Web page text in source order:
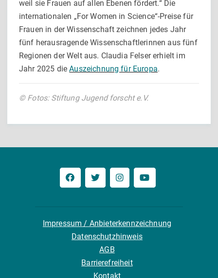
weil sie Frauen auf allen Ebenen fördert.“ Die
internationalen „For Women in Science“-Preise für
Frauen in der Wissenschaft zeichnen jedes Jahr
fünf herausragende Wissenschaftlerinnen aus fünf
Regionen der Welt aus. Claudia Felser erhielt im
Jahr 2025 dieAuszeichnung für Europa.
© Fotos: Stiftung Jugend forscht e.V.
Impressum / Anbieterkennzeichnung
Datenschutzhinweis
AGB
Barrierefreiheit
Kontakt